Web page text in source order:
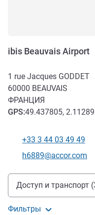
ibis Beauvais Airport
1 rue Jacques GODDET
60000 BEAUVAIS
ФРАНЦИЯ
GPS:49.437805,
Телефон
+33 3 44 03 49 49
Контактный адрес
h6889@accor.com
Доступ и транспорт
Доступ и транспорт
Фильтры